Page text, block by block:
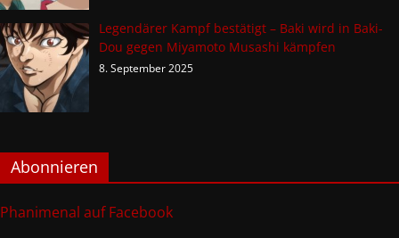
Legendärer Kampf bestätigt – Baki wird in Baki-
Dou gegen Miyamoto Musashi kämpfen
8. September 2025
Abonnieren
Phanimenal auf Facebook